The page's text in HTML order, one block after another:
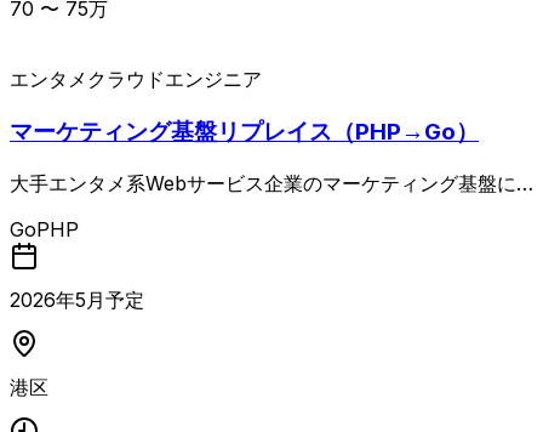
70 〜 75万
エンタメ クラウドエンジニア
マーケティング基盤リプレイス（PHP→Go）
大手エンタメ系Webサービス企業のマーケティング基盤に
ン配信基盤の開発・運用保守や、既存マーケティング基盤か
ら新基盤へのリプレイス対応を担当します。 既存はPHPで
構築された基盤の運用保守を行いつつ、Goとクラウド環境
（AWSまたはGCP）を用いた新基盤の設計・開発・運用保
守まで一貫して対応いただきます。 Webアプリケーション
程を担当するポジションです。
GoPHP
2026年5 月予定
港区